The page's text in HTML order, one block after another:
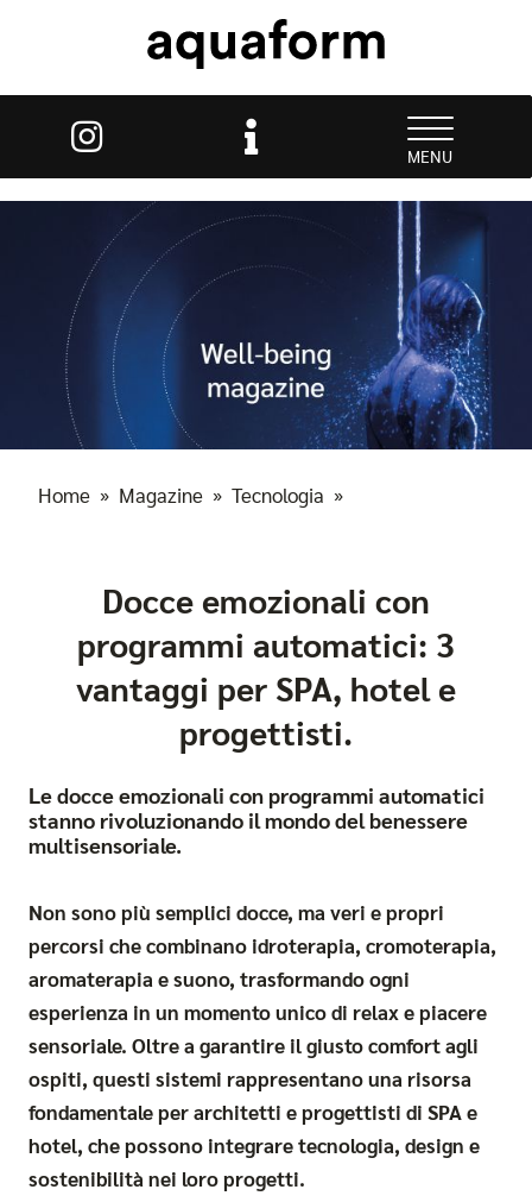
MENU
Home » Magazine » Tecnologia »
Docce emozionali con
programmi automatici: 3
vantaggi per SPA, hotel e
progettisti.
Le docce emozionali con programmi automatici
stanno rivoluzionando il mondo del benessere
multisensoriale.
Non sono più semplici docce, ma veri e propri
percorsi che combinano idroterapia, cromoterapia,
aromaterapia e suono, trasformando ogni
esperienza in un momento unico di relax e piacere
sensoriale. Oltre a garantire il giusto comfort agli
ospiti, questi sistemi rappresentano una risorsa
fondamentale per architetti e progettisti di SPA e
hotel, che possono integrare tecnologia, design e
sostenibilità nei loro progetti.